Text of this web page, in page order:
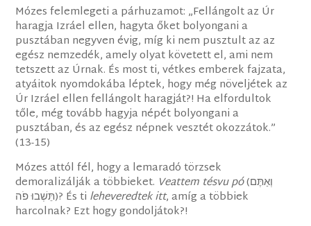
Mózes felemlegeti a párhuzamot: „Fellángolt az Úr
haragja Izráel ellen, hagyta őket bolyongani a
pusztában negyven évig, míg ki nem pusztult az az
egész nemzedék, amely olyat követett el, ami nem
tetszett az Úrnak. És most ti, vétkes emberek fajzata,
atyáitok nyomdokába léptek, hogy még növeljétek az
Úr Izráel ellen fellángolt haragját?! Ha elfordultok
tőle, még tovább hagyja népét bolyongani a
pusztában, és az egész népnek vesztét okozzátok.”
(13-15)
Mózes attól fél, hogy a lemaradó törzsek
demoralizálják a többieket. Veattem tésvu pó(וְאַתֶּם
תֵּשְׁבוּ פֹה)? És ti leheveredtek itt, amíg a többiek
harcolnak? Ezt hogy gondoljátok?!